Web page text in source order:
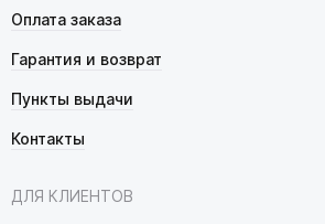
Оплата заказа
Гарантия и возврат
Пункты выдачи
Контакты
ДЛЯ КЛИЕНТОВ